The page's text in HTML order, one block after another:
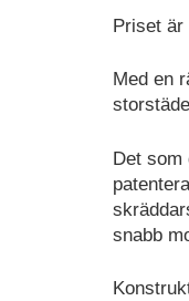
Priset är
Med en
Det som
snabb